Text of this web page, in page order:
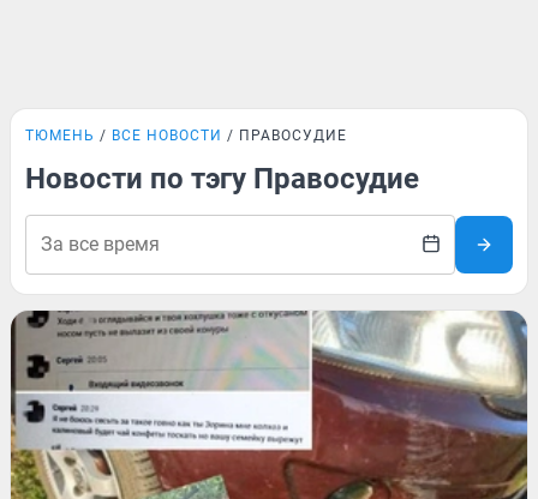
ТЮМЕНЬ ВСЕ НОВОСТИ ПРАВОСУДИЕ
Новости по тэгу Правосудие